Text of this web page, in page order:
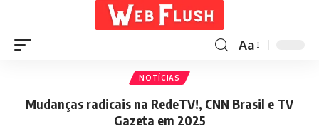
Aa
NOTÍCIAS
Mudanças radicais na RedeTV!, CNN Brasil e TV
Gazeta em 2025